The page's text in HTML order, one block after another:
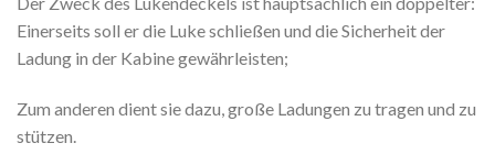
Einerseits soll er die Luke schließen und die Sicherheit der
Ladung in der Kabine gewährleisten;
Zum anderen dient sie dazu, große Ladungen zu tragen und zu
stützen.